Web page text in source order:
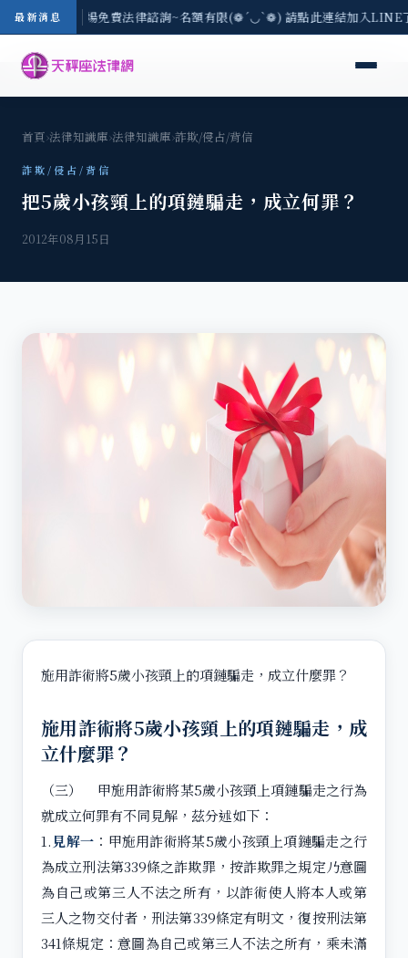
最新消息
區-8/3(一) 現場免費法律諮詢~名額有限(❁´◡`❁) 請點此連結加入
首頁›法律知識庫›法律知識庫›詐欺/侵占/背信
詐欺/侵占/背信
把5歲小孩頸上的項鏈騙走，成立何罪？
2012年08月15日
施用詐術將5歲小孩頸上的項鏈騙走，成立什麼罪？
施用詐術將5歲小孩頸上的項鏈騙走，成
立什麼罪？
（三） 甲施用詐術將某5歲小孩頸上項鏈騙走之行為
就成立何罪有不同見解，茲分述如下：
1. 見解一 ：甲施用詐術將某5歲小孩頸上項鏈騙走之行
為成立刑法第339條之詐欺罪，按詐欺罪之規定乃意圖
為自己或第三人不法之所有，以詐術使人將本人或第
三人之物交付者，刑法第339條定有明文，復按刑法第
341條規定：意圖為自己或第三人不法之所有，乘未滿